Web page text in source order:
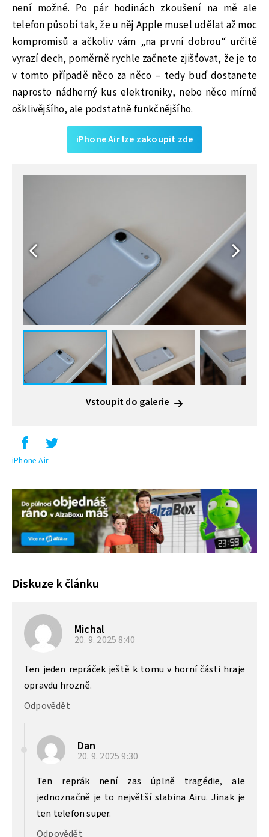
není možné. Po pár hodinách zkoušení na mě ale
telefon působí tak, že u něj Apple musel udělat až moc
kompromisů a ačkoliv vám „na první dobrou“ určitě
vyrazí dech, poměrně rychle začnete zjišťovat, že je to
v tomto případě něco za něco – tedy buď dostanete
naprosto nádherný kus elektroniky, nebo něco mírně
ošklivějšího, ale podstatně funkčnějšího.
iPhone Air lze zakoupit zde
Vstoupit do galerie
iPhone Air
Diskuze k článku
Michal
20. 9. 2025 8:40
Ten jeden repráček ještě k tomu v horní části hraje
opravdu hrozně.
Odpovědět
Dan
20. 9. 2025 9:30
Ten reprák není zas úplně tragédie, ale
jednoznačně je to největší slabina Airu. Jinak je
ten telefon super.
Odpovědět